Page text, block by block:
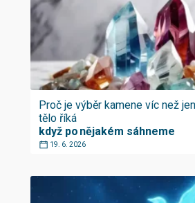
Proč je výběr kamene víc než
tělo říká
když po nějakém sáhneme
19. 6. 2026